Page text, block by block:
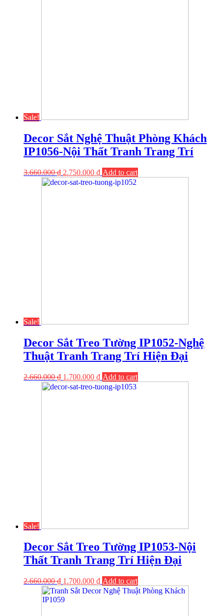
Sale!
Decor Sắt Nghệ Thuật Phòng Khách
IP1056-Nội Thất Tranh Trang Trí
3.660.000₫ 2.750.000 ₫ Add to cart
Sale!
Decor Sắt Treo Tường IP1052-Nghệ
Thuật Tranh Trang Trí Hiện Đại
2.660.000₫ 1.700.000 ₫ Add to cart
Sale!
Decor Sắt Treo Tường IP1053-Nội
Thất Tranh Trang Trí Hiện Đại
2.660.000₫ 1.700.000 ₫ Add to cart